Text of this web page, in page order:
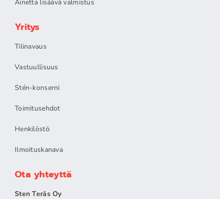
Ainetta lisäävä valmistus
Yritys
Tilinavaus
Vastuullisuus
Stén-konserni
Toimitusehdot
Henkilöstö
Ilmoituskanava
Ota yhteyttä
Sten Teräs Oy